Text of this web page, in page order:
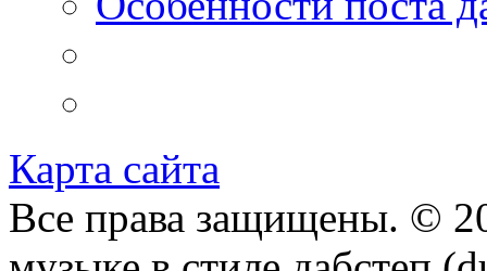
Карта сайта
Все права защищены. ©